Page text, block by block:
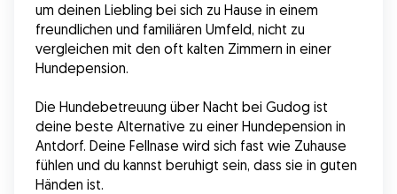
um deinen Liebling bei sich zu Hause in einem
freundlichen und familiären Umfeld, nicht zu
vergleichen mit den oft kalten Zimmern in einer
Hundepension.
Die Hundebetreuung über Nacht bei Gudog ist
deine beste Alternative zu einer Hundepension in
Antdorf. Deine Fellnase wird sich fast wie Zuhause
fühlen und du kannst beruhigt sein, dass sie in guten
Händen ist.